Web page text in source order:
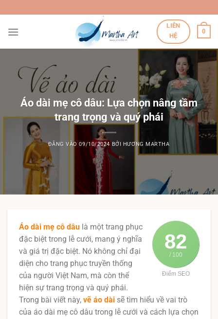
qua
nội
LIÊN
HỆ
0
Áo dài mẹ cô dâu: Lựa chọn nâng tầm
trang trọng và quý phái
ĐĂNG VÀO09/10/2024 BỞI HƯƠNG MARTHA
82
/ 100
Điểm SEO
Áo dài mẹ cô dâu là một trang phục
đặc biệt trong lễ cưới, mang ý nghĩa
và giá trị đặc biệt. Nó không chỉ đại
diện cho trang phục truyền thống
của người Việt Nam, mà còn thể
hiện sự trang trọng và quý phái.
Trong bài viết này, vẽ áo dài sẽ tìm hiểu về vai trò
của áo dài mẹ cô dâu trong lễ cưới và cách lựa chọn